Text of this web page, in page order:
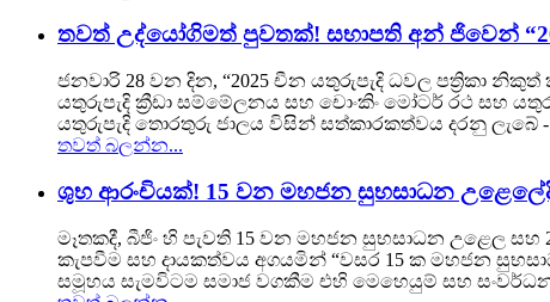
තවත් උද්යෝගිමත් පුවතක්! සභාපති අන් ජිවෙන්
ජනවාරි 28 වන දින, “2025 චීන යතුරුපැදි ධවල පත්‍රිකා
යතුරුපැදි ක්‍රීඩා සම්මේලනය සහ චොංකිං මෝටර් රථ සහ
යතුරුපැදි තොරතුරු ජාලය විසින් සත්කාරකත්වය දරනු ලැබේ
තවත් බලන්න...
ශුභ ආරංචියක්! 15 වන මහජන සුභසාධන
මෑතකදී, බීජිං හි පැවති 15 වන මහජන සුභසාධන උළෙල සහ
කැපවීම සහ දායකත්වය අගයමින් “වසර 15 ක මහජන
සමූහය සැමවිටම සමාජ වගකීම එහි මෙහෙයුම් සහ